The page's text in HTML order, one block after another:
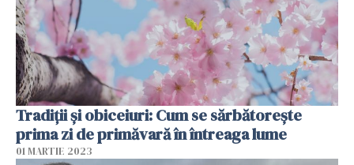
Tradiții și obiceiuri: Cum se sărbătorește
prima zi de primăvară în întreaga lume
01 MARTIE 2023